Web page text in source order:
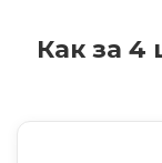
Как за 4